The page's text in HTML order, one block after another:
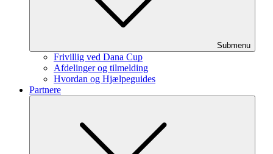
Submenu
Frivillig ved Dana Cup
Afdelinger og tilmelding
Hvordan og Hjælpeguides
Partnere